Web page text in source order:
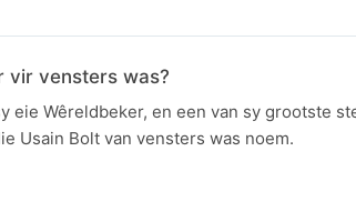
vir vensters was?
eie Wêreldbeker, en een van sy grootste
Usain Bolt van vensters was noem.